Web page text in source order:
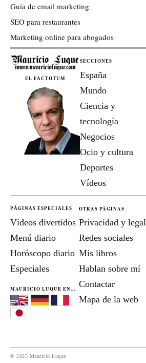
Guía de email marketing
SEO para restaurantes
Marketing online para abogados
EL FACTOTUM
SECCIONES
España
Mundo
Ciencia y
tecnología
Negocios
Ocio y cultura
Deportes
Vídeos
PÁGINAS ESPECIALES
Vídeos divertidos
Menú diario
Horóscopo diario
Especiales
MAURICIO LUQUE EN...
OTRAS PÁGINAS
Privacidad y legal
Redes sociales
Mis libros
Hablan sobre mí
Contactar
Mapa de la web
© 2025 Mauricio Luque